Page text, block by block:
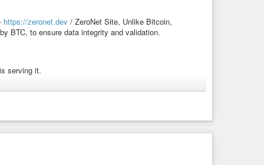
https://zeronet.dev / ZeroNet Site, Unlike Bitcoin,
BTC, to ensure data integrity and validation.
serving it.